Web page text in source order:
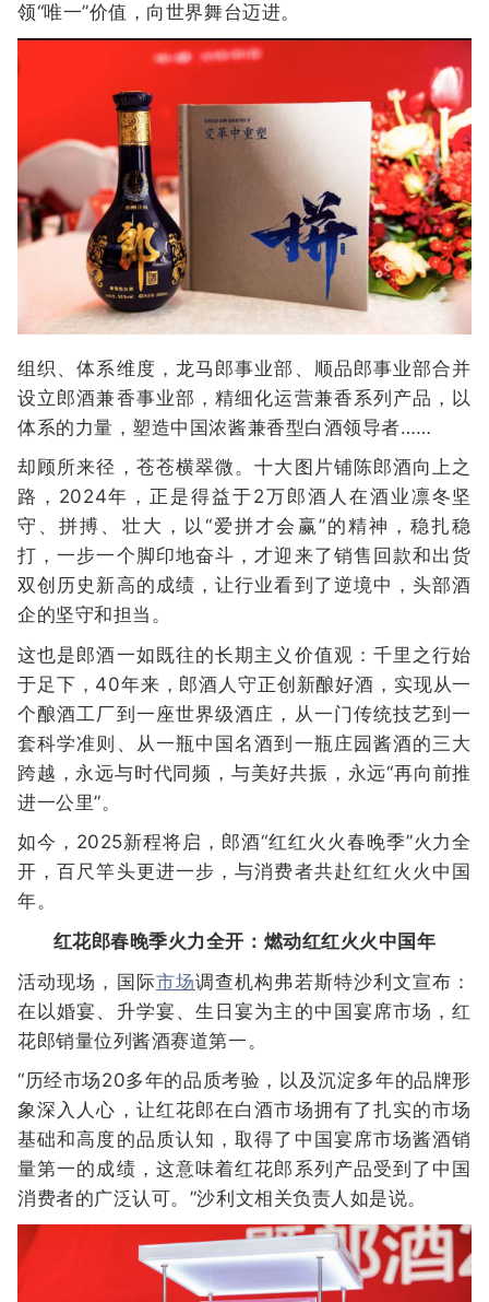
领“唯一”价值，向世界舞台迈进。
组织、体系维度，龙马郎事业部、顺品郎事业部合并
设立郎酒兼香事业部，精细化运营兼香系列产品，以
体系的力量，塑造中国浓酱兼香型白酒领导者……
却顾所来径，苍苍横翠微。十大图片铺陈郎酒向上之
路，2024年，正是得益于2万郎酒人在酒业凛冬坚
守、拼搏、壮大，以“爱拼才会赢”的精神，稳扎稳
打，一步一个脚印地奋斗，才迎来了销售回款和出货
双创历史新高的成绩，让行业看到了逆境中，头部酒
企的坚守和担当。
这也是郎酒一如既往的长期主义价值观：千里之行始
于足下，40年来，郎酒人守正创新酿好酒，实现从一
个酿酒工厂到一座世界级酒庄，从一门传统技艺到一
套科学准则、从一瓶中国名酒到一瓶庄园酱酒的三大
跨越，永远与时代同频，与美好共振，永远“再向前推
进一公里”。
如今，2025新程将启，郎酒“红红火火春晚季”火力全
开，百尺竿头更进一步，与消费者共赴红红火火中国
年。
红花郎春晚季火力全开：燃动红红火火中国年
活动现场，国际市场调查机构弗若斯特沙利文宣布：
在以婚宴、升学宴、生日宴为主的中国宴席市场，红
花郎销量位列酱酒赛道第一。
“历经市场20多年的品质考验，以及沉淀多年的品牌形
象深入人心，让红花郎在白酒市场拥有了扎实的市场
基础和高度的品质认知，取得了中国宴席市场酱酒销
量第一的成绩，这意味着红花郎系列产品受到了中国
消费者的广泛认可。”沙利文相关负责人如是说。